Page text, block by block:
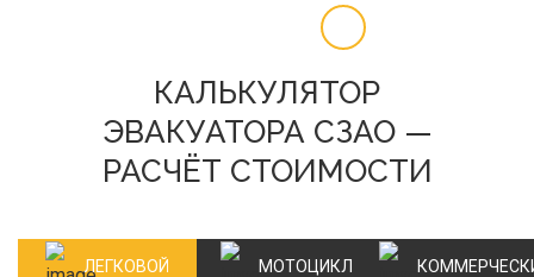
КАЛЬКУЛЯТОР
ЭВАКУАТОРА СЗАО —
РАСЧЁТ СТОИМОСТИ
ЛЕГКОВОЙ МОТОЦИКЛ